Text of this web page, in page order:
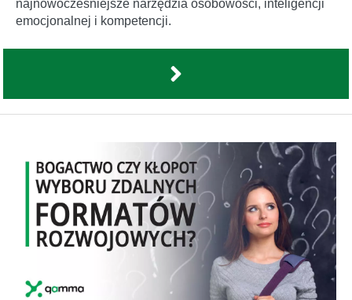
najnowocześniejsze narzędzia osobowości, inteligencji
emocjonalnej i kompetencji.